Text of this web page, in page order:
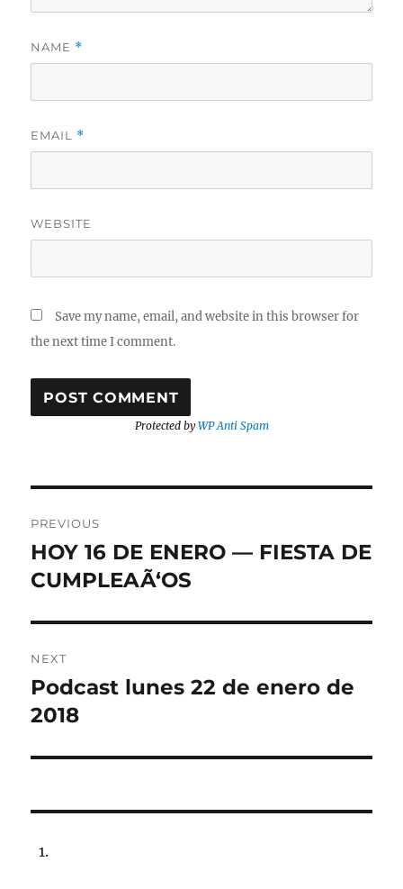
NAME *
EMAIL *
WEBSITE
Save my name, email, and website in this browser for
the next time I comment.
Protected byWP Anti Spam
navigation
PREVIOUS
Previous
post:
HOY 16 DE ENERO — FIESTA DE
CUMPLEAÃ‘OS
NEXT
Next
post:
Podcast lunes 22 de enero de
2018